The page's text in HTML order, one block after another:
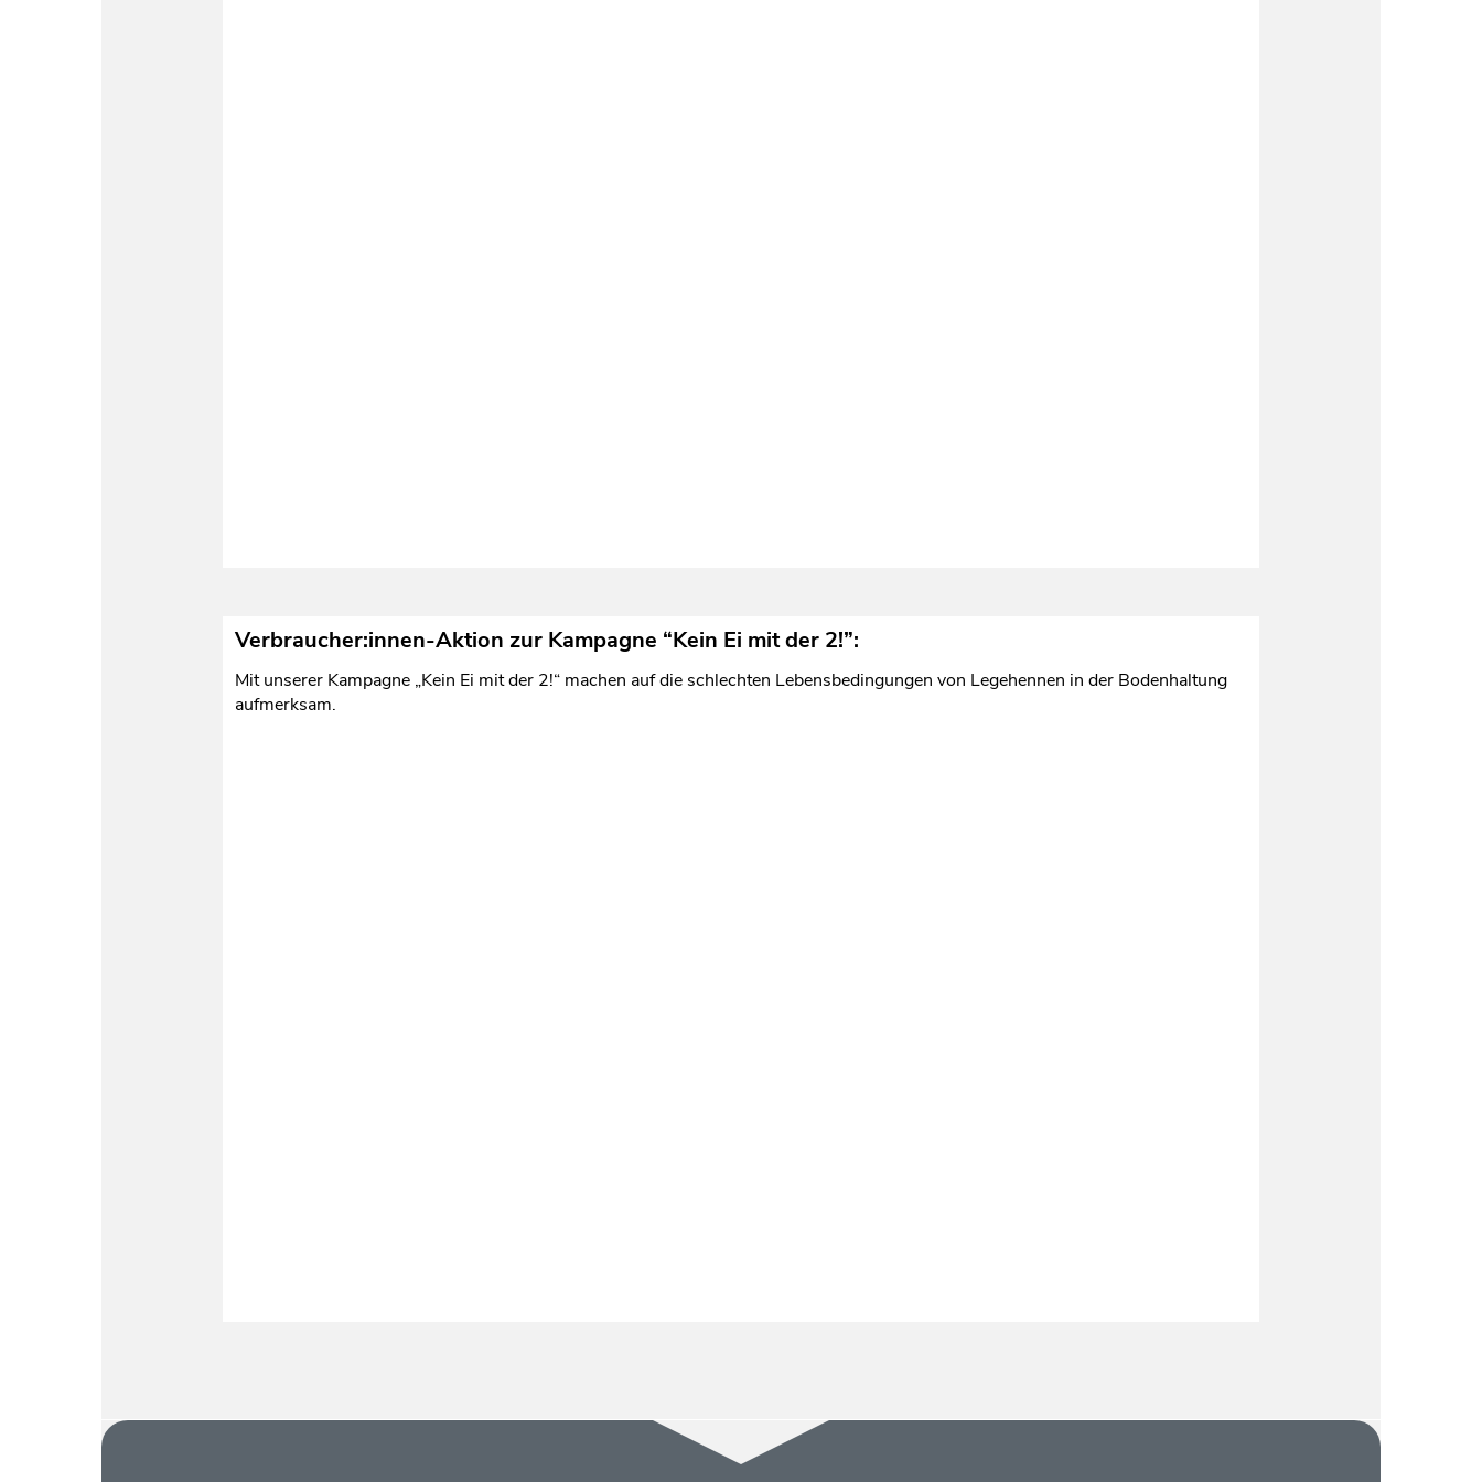
Verbraucher:innen-Aktion zur Kampagne “Kein Ei mit der 2!”:
Mit unserer Kampagne „Kein Ei mit der 2!“ machen auf die schlechten Lebensbedingungen von Legehennen in der Bodenhaltung
aufmerksam.